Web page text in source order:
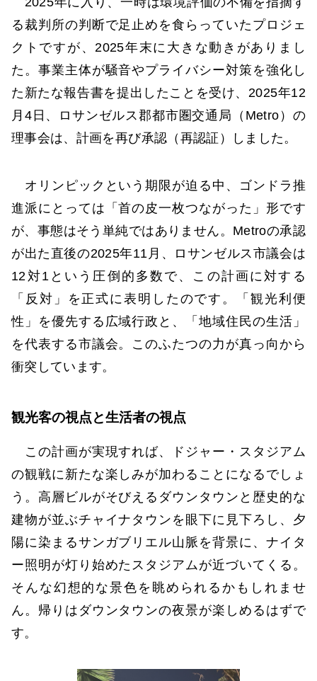
る裁判所の判断で足止めを食らっていたプロジェ
クトですが、2025年末に大きな動きがありまし
た。事業主体が騒音やプライバシー対策を強化し
た新たな報告書を提出したことを受け、2025年12
月4日、ロサンゼルス郡都市圏交通局（Metro）の
理事会は、計画を再び承認（再認証）しました。
オリンピックという期限が迫る中、ゴンドラ推
進派にとっては「首の皮一枚つながった」形です
が、事態はそう単純ではありません。Metroの承認
が出た直後の2025年11月、ロサンゼルス市議会は
12対1という圧倒的多数で、この計画に対する
「反対」を正式に表明したのです。「観光利便
性」を優先する広域行政と、「地域住民の生活」
を代表する市議会。このふたつの力が真っ向から
衝突しています。
観光客の視点と生活者の視点
この計画が実現すれば、ドジャー・スタジアム
の観戦に新たな楽しみが加わることになるでしょ
う。高層ビルがそびえるダウンタウンと歴史的な
建物が並ぶチャイナタウンを眼下に見下ろし、夕
陽に染まるサンガブリエル山脈を背景に、ナイタ
ー照明が灯り始めたスタジアムが近づいてくる。
そんな幻想的な景色を眺められるかもしれませ
ん。帰りはダウンタウンの夜景が楽しめるはずで
す。